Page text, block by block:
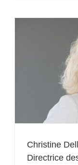
Christine
Directrice